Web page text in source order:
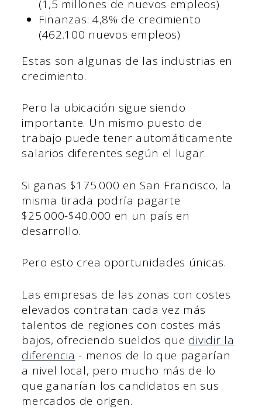
(1,5 millones de nuevos empleos)
Finanzas: 4,8% de crecimiento
(462.100 nuevos empleos)
Estas son algunas de las industrias en
crecimiento.
Pero la ubicación sigue siendo
importante. Un mismo puesto de
trabajo puede tener automáticamente
salarios diferentes según el lugar.
Si ganas $175.000 en San Francisco, la
misma tirada podría pagarte
$25.000-$40.000 en un país en
desarrollo.
Pero esto crea oportunidades únicas.
Las empresas de las zonas con costes
elevados contratan cada vez más
talentos de regiones con costes más
bajos, ofreciendo sueldos que dividir la
diferencia - menos de lo que pagarían
a nivel local, pero mucho más de lo
que ganarían los candidatos en sus
mercados de origen.